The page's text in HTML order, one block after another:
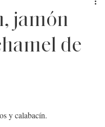
Legumbres
jamón
de
y calabacín.